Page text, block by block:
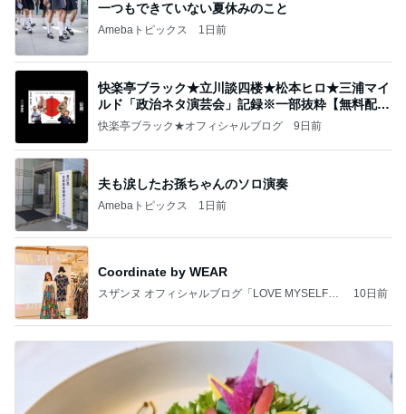
一つもできていない夏休みのこと
Amebaトピックス 1日前
快楽亭ブラック★立川談四楼★松本ヒロ★三浦マイ
ルド「政治ネタ演芸会」記録※一部抜粋【無料配
信】
快楽亭ブラック★オフィシャルブログ 9日前
夫も涙したお孫ちゃんのソロ演奏
Amebaトピックス 1日前
Coordinate by WEAR
スザンヌ オフィシャルブログ「LOVE MYSELF」
10日前